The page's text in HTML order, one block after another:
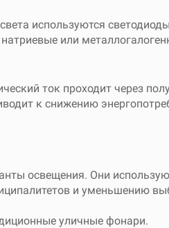
используются
или
ток проходит через
к снижению
освещения. Они
и уменьшению
уличные фонари.